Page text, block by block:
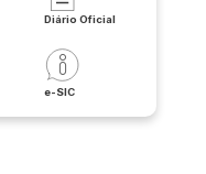
Diário Oficial
e-SIC